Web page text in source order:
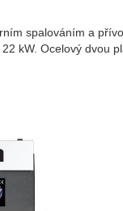
spalováním a
kW. Ocelový dvou